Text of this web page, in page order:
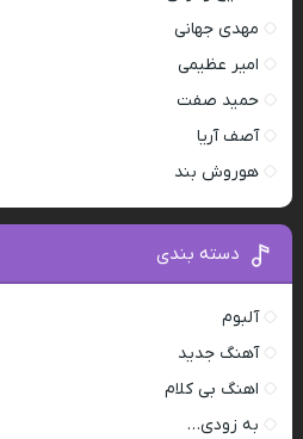
مهدی جهانی
امیر عظیمی
حمید صفت
آصف آریا
هوروش بند
دسته بندی
آلبوم
آهنگ جدید
اهنگ بی کلام
به زودی…